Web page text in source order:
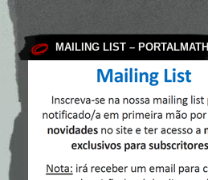
MAILING LIST – PORTALMATH